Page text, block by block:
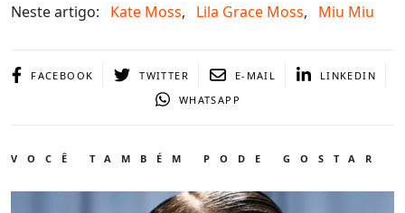
Neste artigo: Kate Moss, Lila Grace Moss, Miu Miu
FACEBOOK TWITTER E-MAIL
LINKEDIN
WHATSAPP
VOCÊ TAMBÉM PODE GOSTAR